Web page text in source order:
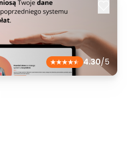
4.30/5